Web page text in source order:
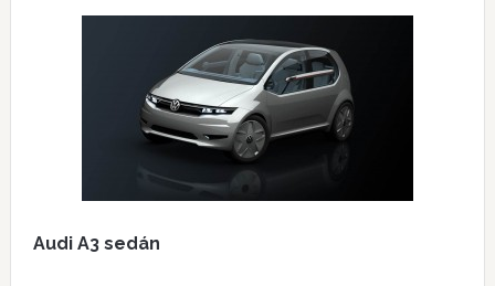
Audi A3 sedán